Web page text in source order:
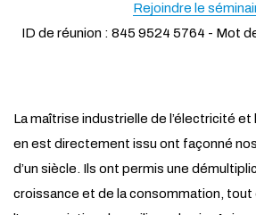
Rejoindre le
ID de réunion : 845 9524 5764 - Mot
La maîtrise industrielle de l’électricité et
en est directement issu ont façonné
d’un siècle. Ils ont permis une
croissance et de la consommation, tout